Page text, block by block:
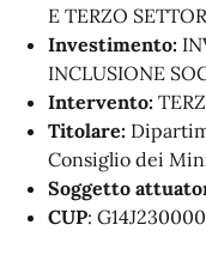
E TERZO
Investimento:
INCLUSIONE
Intervento:
Titolare:
Consiglio dei
Soggetto
CUP: